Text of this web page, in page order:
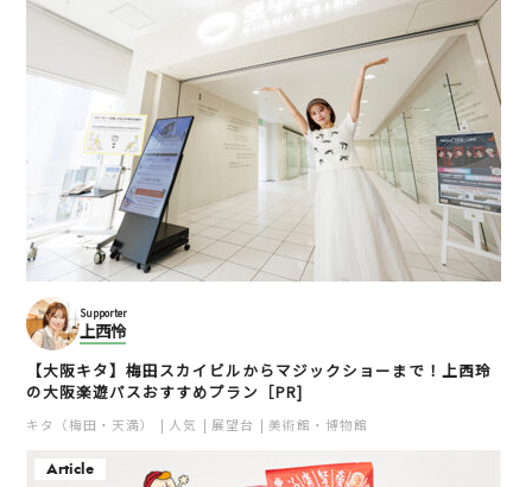
Supporter
上西怜
【大阪キタ】梅田スカイビルからマジックショーまで！上西玲
の大阪楽遊パスおすすめプラン［PR]
キタ（梅田・天満） 人気 展望台 美術館・博物館
Article